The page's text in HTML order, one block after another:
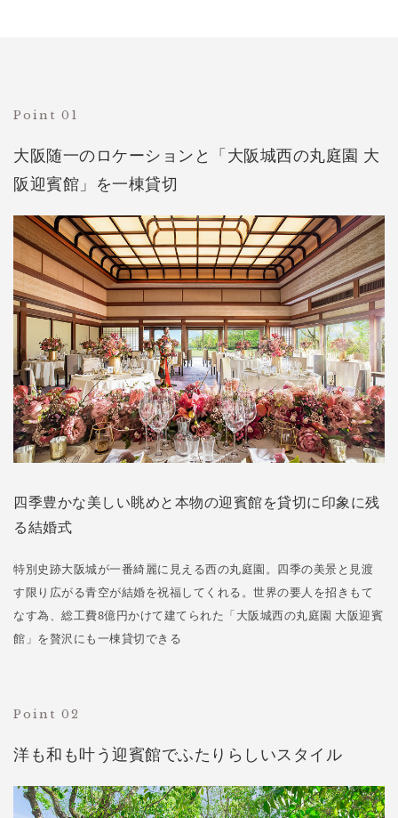
Point 01
大阪随一のロケーションと「大阪城西の丸庭園 大
阪迎賓館」を一棟貸切
四季豊かな美しい眺めと本物の迎賓館を貸切に印象に残
る結婚式
特別史跡大阪城が一番綺麗に見える西の丸庭園。四季の美景と見渡
す限り広がる青空が結婚を祝福してくれる。世界の要人を招きもて
なす為、総工費8億円かけて建てられた「大阪城西の丸庭園 大阪迎賓
館」を贅沢にも一棟貸切できる
Point 02
洋も和も叶う迎賓館でふたりらしいスタイル